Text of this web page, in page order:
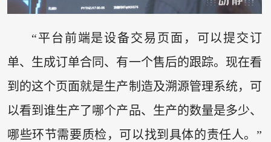
“平台前端是设备交易页面，可以提交订
单、生成订单合同、有一个售后的跟踪。现在看
到的这个页面就是生产制造及溯源管理系统，可
以看到谁生产了哪个产品、生产的数量是多少、
哪些环节需要质检，可以找到具体的责任人。”